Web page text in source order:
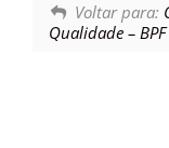
Voltar para:
Qualidade – BPF